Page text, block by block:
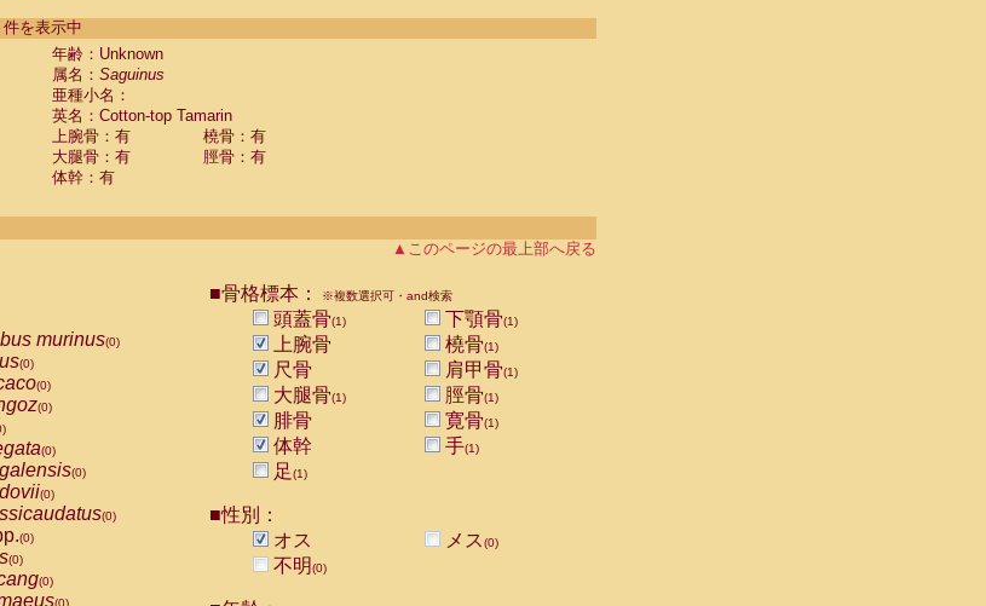
(0)
(0)
(0)
(0)
(0)
(0)
(0)
(0)
(0)
cana
rubicundus
を表示中
年齢：Unknown
属名： Saguinus
亜種小名：
英名：Cotton-top Tamarin
上腕骨：有
橈骨：有
大腿骨：有
脛骨：有
体幹：有
▲このページの最上部へ戻る
murinus(0)
(0)
(0)
(0)
(0)
(0)
(0)
(0)
(0)
(0)
(0)
(0)
■骨格標本： ※複数選択可・and検索
頭蓋骨(1) 下顎骨(1)
上腕骨 橈骨(1)
尺骨 肩甲骨(1)
大腿骨(1) 脛骨(1)
腓骨 寛骨(1)
体幹 手(1)
足(1)
■性別：
オス
メス(0)
不明(0)